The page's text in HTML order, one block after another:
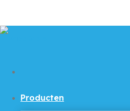
Producten